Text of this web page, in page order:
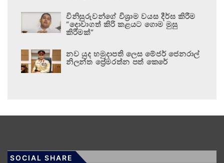
විනිසුරුවන්ගේ විශ්‍රාම වයස දීර්ඝ කිරීම
“දොවාගත් කිරි කළයට ගොම මුසු
කිරීමක්”
නව යුද හමුදාපති ලෙස මේජර් ජෙනරාල්
නිලන්ත ප්‍රේමරත්න පත් කෙරේ
SOCIAL SHARE